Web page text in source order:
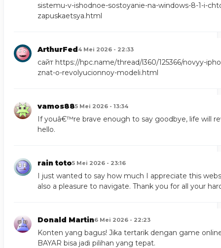
sistemu-v-ishodnoe-sostoyanie-na-windows-8-1-i-
zapuskaetsya.html
ArthurFed4 Mei 2026 - 22:33
сайт https://hpc.name/thread/l360/125366/novyy-
znat-o-revolyucionnoy-modeli.html
vamos885 Mei 2026 - 13:34
If youâ€™re brave enough to say goodbye, life will
hello.
rain toto5 Mei 2026 - 23:16
I just wanted to say how much I appreciate this
also a pleasure to navigate. Thank you for all your
Donald Martin6 Mei 2026 - 22:23
Konten yang bagus! Jika tertarik dengan game
BAYAR bisa jadi pilihan yang tepat.